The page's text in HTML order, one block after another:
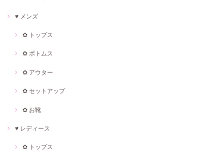
♥ メンズ
✿ トップス
✿ ボトムス
✿ アウター
✿ セットアップ
✿ お靴
♥ レディース
✿ トップス